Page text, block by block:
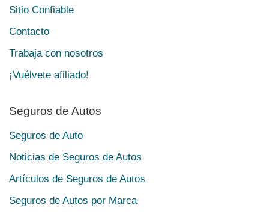
Sitio Confiable
Contacto
Trabaja con nosotros
¡Vuélvete afiliado!
Seguros de Autos
Seguros de Auto
Noticias de Seguros de Autos
Artículos de Seguros de Autos
Seguros de Autos por Marca